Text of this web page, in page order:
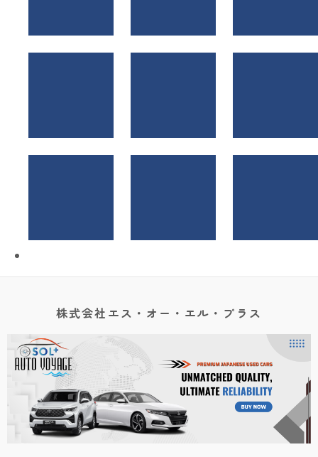
株式会社エス・オー・エル・プラス